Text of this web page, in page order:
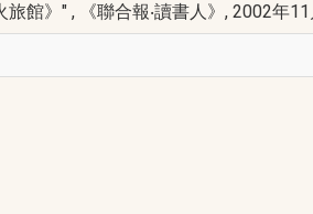
館》" , 《聯合報‧讀書人》, 2002年11